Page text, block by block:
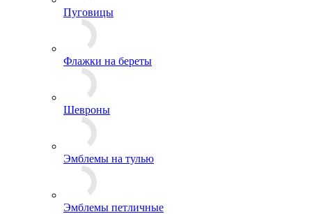
Пуговицы
Флажки на береты
Шевроны
Эмблемы на тулью
Эмблемы петличные